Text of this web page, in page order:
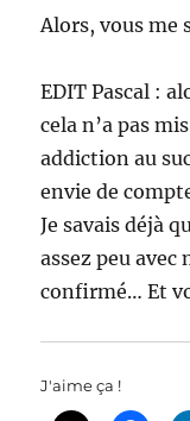
Alors, vous me
EDIT Pascal :
cela n’a pas
addiction au
envie de
Je savais déjà
assez peu avec
confirmé… Et
J'aime ça !